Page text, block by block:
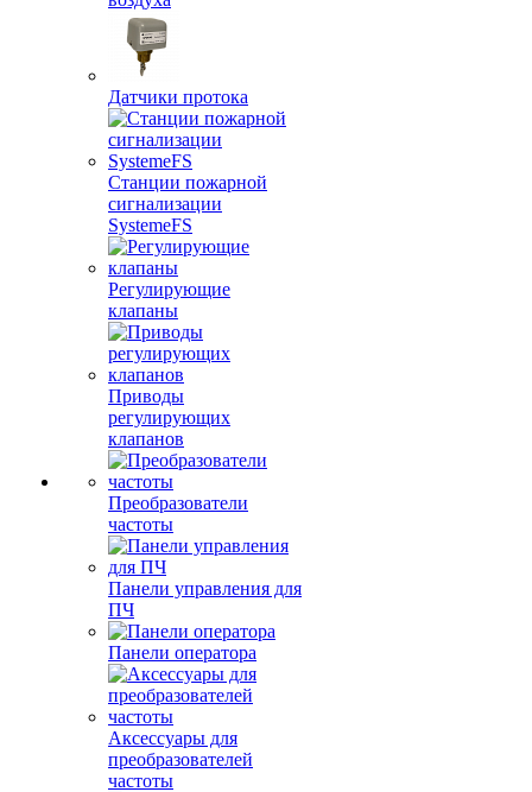
Датчики протока
Станции пожарной
сигнализации
SystemeFS
Регулирующие
клапаны
Приводы
регулирующих
клапанов
Преобразователи
частоты
Панели управления для
ПЧ
Панели оператора
Аксессуары для
преобразователей
частоты